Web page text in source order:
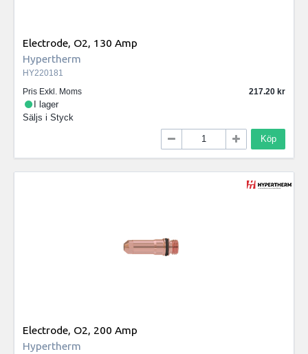
Electrode, O2, 130 Amp
Hypertherm
HY220181
Pris Exkl. Moms
217.20
I lager
Säljs i Styck
Köp
Electrode, O2, 200 Amp
Hypertherm